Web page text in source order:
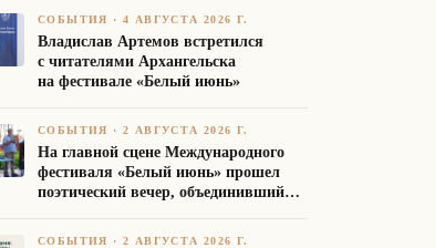
СОБЫТИЯ ·4 АВГУСТА 2026 Г.
Владислав Артемов встретился
с читателями Архангельска
на фестивале «Белый июнь»
СОБЫТИЯ ·2 АВГУСТА 2026 Г.
На главной сцене Международного
фестиваля «Белый июнь» прошел
поэтический вечер, объединивший
СОБЫТИЯ ·2 АВГУСТА 2026 Г.